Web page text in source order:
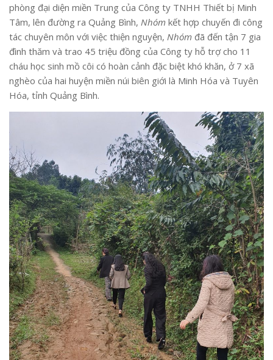
phòng đại diện miền Trung của Công ty TNHH Thiết bị Minh
Tâm, lên đường ra Quảng Bình, Nhóm kết hợp chuyến đi công
tác chuyên môn với việc thiện nguyện, Nhóm đã đến tận 7 gia
đình thăm và trao 45 triệu đồng của Công ty hỗ trợ cho 11
cháu học sinh mồ côi có hoàn cảnh đặc biệt khó khăn, ở 7 xã
nghèo của hai huyện miền núi biên giới là Minh Hóa và Tuyên
Hóa, tỉnh Quảng Bình.